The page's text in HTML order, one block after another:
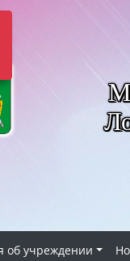
об учреждении